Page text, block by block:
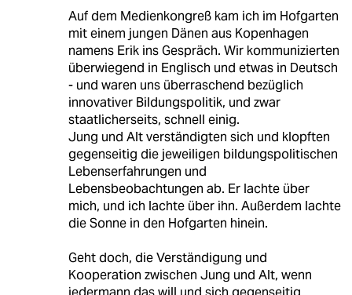
Auf dem Medienkongreß kam ich im Hofgarten
mit einem jungen Dänen aus Kopenhagen
namens Erik ins Gespräch. Wir kommunizierten
überwiegend in Englisch und etwas in Deutsch
- und waren uns überraschend bezüglich
innovativer Bildungspolitik, und zwar
staatlicherseits, schnell einig.
Jung und Alt verständigten sich und klopften
gegenseitig die jeweiligen bildungspolitischen
Lebenserfahrungen und
Lebensbeobachtungen ab. Er lachte über
mich, und ich lachte über ihn. Außerdem lachte
die Sonne in den Hofgarten hinein.
Geht doch, die Verständigung und
Kooperation zwischen Jung und Alt, wenn